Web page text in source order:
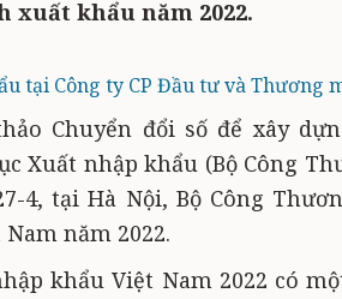
xuất khẩu năm 2022.
tại Công ty CP Đầu tư và Thương
Chuyển đổi số để xây
Xuất nhập khẩu (Bộ Công
4, tại Hà Nội, Bộ Công
năm 2022.
khẩu Việt Nam 2022 có